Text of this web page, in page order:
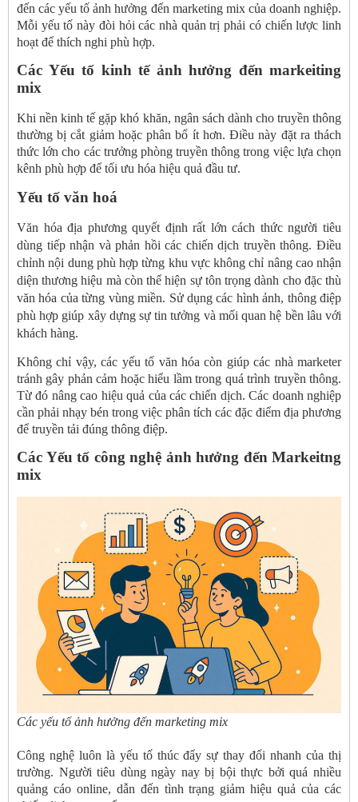
đến các yếu tố ảnh hưởng đến marketing mix của doanh nghiệp.
Mỗi yếu tố này đòi hỏi các nhà quản trị phải có chiến lược linh
hoạt để thích nghi phù hợp.
Các Yếu tố kinh tế ảnh hưởng đến markeiting
mix
Khi nền kinh tế gặp khó khăn, ngân sách dành cho truyền thông
thường bị cắt giảm hoặc phân bổ ít hơn. Điều này đặt ra thách
thức lớn cho các trưởng phòng truyền thông trong việc lựa chọn
kênh phù hợp để tối ưu hóa hiệu quả đầu tư.
Yếu tố văn hoá
Văn hóa địa phương quyết định rất lớn cách thức người tiêu
dùng tiếp nhận và phản hồi các chiến dịch truyền thông. Điều
chỉnh nội dung phù hợp từng khu vực không chỉ nâng cao nhận
diện thương hiệu mà còn thể hiện sự tôn trọng dành cho đặc thù
văn hóa của từng vùng miền. Sử dụng các hình ảnh, thông điệp
phù hợp giúp xây dựng sự tin tưởng và mối quan hệ bền lâu với
khách hàng.
Không chỉ vậy, các yếu tố văn hóa còn giúp các nhà marketer
tránh gây phản cảm hoặc hiểu lầm trong quá trình truyền thông.
Từ đó nâng cao hiệu quả của các chiến dịch. Các doanh nghiệp
cần phải nhạy bén trong việc phân tích các đặc điểm địa phương
để truyền tải đúng thông điệp.
Các Yếu tố công nghệ ảnh hưởng đến Markeitng
mix
Các yếu tố ảnh hưởng đến marketing mix
Công nghệ luôn là yếu tố thúc đẩy sự thay đổi nhanh của thị
trường. Người tiêu dùng ngày nay bị bội thực bởi quá nhiều
quảng cáo online, dẫn đến tình trạng giảm hiệu quả của các